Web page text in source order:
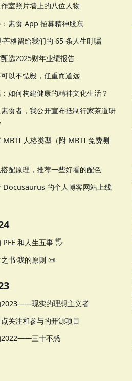
室照片墙上的八位人物
素食 App 招募精神股东
芒格留给我们的 65 条人生叮嘱
选2025财年业绩报告
以不弘毅，任重而道远
如何构建健康的精神文化生活？
食者，我公开宣布抵制行家茶道研
MBTI 人格类型（附 MBTI 免费测
配原理，推荐一些好看的配色
Docusaurus 的个人博客网站上线
PFE 和人生五事 🖐
书·我的原则 📜
2023——现实的理想主义者
关注和参与的开源项目
2022——三十不惑